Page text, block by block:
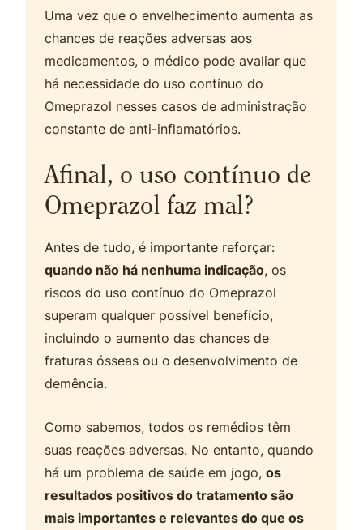
Uma vez que o envelhecimento aumenta as
chances de reações adversas aos
medicamentos, o médico pode avaliar que
há necessidade do uso contínuo do
Omeprazol nesses casos de administração
constante de anti-inflamatórios.
Afinal, o uso contínuo de
Omeprazol faz mal?
Antes de tudo, é importante reforçar:
quando não há nenhuma indicação, os
riscos do uso contínuo do Omeprazol
superam qualquer possível benefício,
incluindo o aumento das chances de
fraturas ósseas ou o desenvolvimento de
demência.
Como sabemos, todos os remédios têm
suas reações adversas. No entanto, quando
há um problema de saúde em jogo,os
resultados positivos do tratamento são
mais importantes e relevantes do que os